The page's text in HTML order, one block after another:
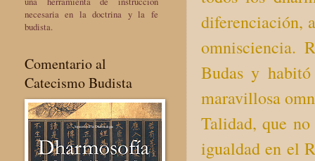
diferenciación,
omnisciencia.
Budas y
maravillosa
Talidad, que
igualdad en el
necesaria en la doctrina y la fe
budista.
Comentario al
Catecismo Budista